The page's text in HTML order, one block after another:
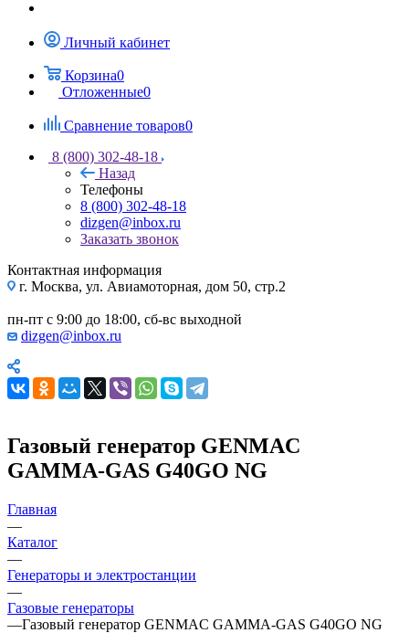
Личный кабинет
Корзина0
Отложенные0
Сравнение товаров0
8 (800) 302-48-18
Назад
Телефоны
8 (800) 302-48-18
dizgen@inbox.ru
Заказать звонок
Контактная информация
г. Москва, ул. Авиамоторная, дом 50, стр.2
пн-пт с 9:00 до 18:00, сб-вс выходной
dizgen@inbox.ru
Газовый генератор GENMAC
GAMMA-GAS G40GO NG
Главная
—
Каталог
—
Генераторы и электростанции
—
Газовые генераторы
—Газовый генератор GENMAC GAMMA-GAS G40GO NG